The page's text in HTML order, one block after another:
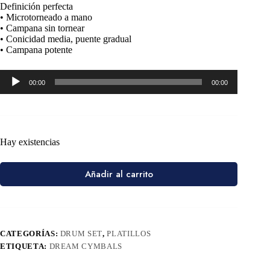
Definición perfecta
• Microtorneado a mano
• Campana sin tornear
• Conicidad media, puente gradual
• Campana potente
Reproductor
audio
00:00 00:00
Hay existencias
Añadir al carrito
CATEGORÍAS: DRUM SET,PLATILLOS
ETIQUETA: DREAM CYMBALS